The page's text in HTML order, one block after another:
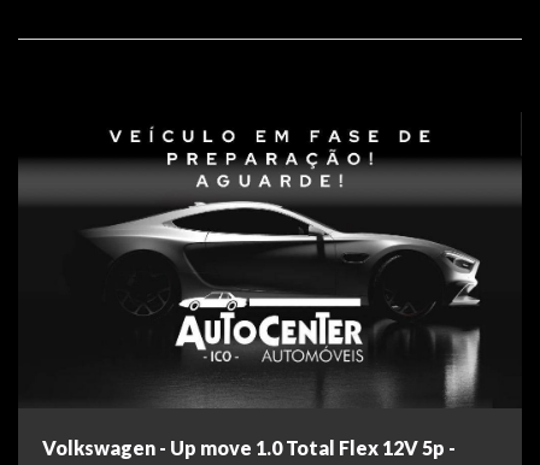
Volkswagen - Up move 1.0 Total Flex 12V 5p -